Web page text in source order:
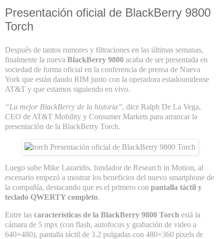
Presentación oficial de BlackBerry 9800
Torch
Después de tantos rumores y filtraciones en las últimas semanas,
finalmente la nueva BlackBerry 9800 acaba de ser presentada en
sociedad de forma oficial en la conferencia de prensa de Nueva
York que están dando RIM junto con la operadora estadounidense
AT&T y que estamos siguiendo en vivo.
“La mejor BlackBerry de la historia”, dice Ralph De La Vega,
CEO de AT&T Mobility y Consumer Markets para arrancar la
presentación de la BlackBerry Torch.
Luego sube Mike Lazaridis, fundador de Research in Motion, al
escenario empezó a mostrar los beneficios del nuevo smartphone de
la compañía, destacando que es el primero con pantalla táctil y
teclado QWERTY completo.
Entre las características de la BlackBerry 9800 Torch está la
cámara de 5 mpx (con flash, autofocus y grabación de video a
640×480), pantalla táctil de 3.2 pulgadas con 480×360 pixels de